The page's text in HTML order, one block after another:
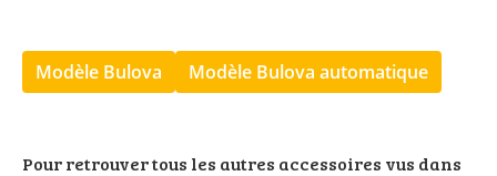
Modèle Bulova Modèle Bulova automatique
Pour retrouver tous les autres accessoires vus dans